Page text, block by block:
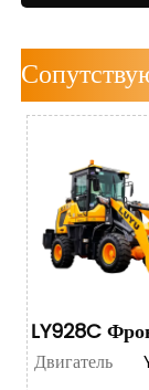
LY928C
погрузчик
Двигатель